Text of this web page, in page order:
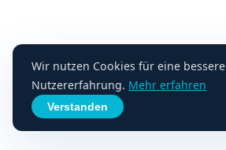
Wir nutzen Cookies für eine bessere
Nutzererfahrung. Mehr erfahren
Verstanden